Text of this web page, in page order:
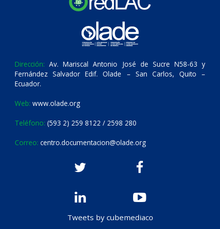
Dirección: Av. Mariscal Antonio José de Sucre N58-63 y
Fernández Salvador Edif. Olade – San Carlos, Quito –
Ecuador.
Web: www.olade.org
Teléfono: (593 2) 259 8122 / 2598 280
Correo: centro.documentacion@olade.org
Tweets by cubemediaco